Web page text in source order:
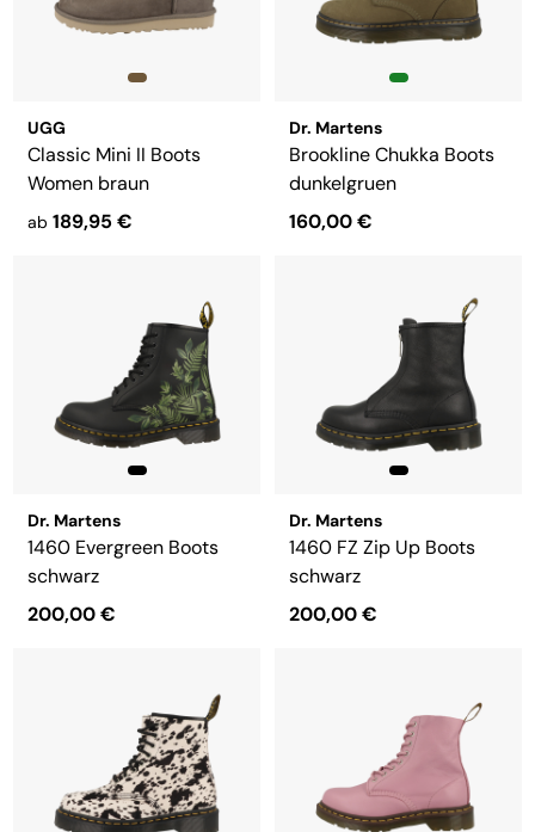
UGG
Classic Mini II Boots
Women braun
ab 189,95 €
Dr. Martens
Brookline Chukka Boots
dunkelgruen
160,00 €
Dr. Martens
1460 Evergreen Boots
schwarz
200,00 €
Dr. Martens
1460 FZ Zip Up Boots
schwarz
200,00 €